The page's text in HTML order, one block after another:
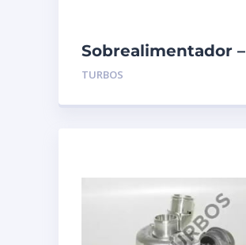
Sobrealimentador –
TURBO’S HOET –
TURBOS